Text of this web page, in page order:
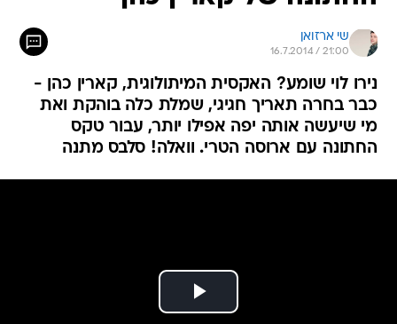
שי ארזואן
16.7.2014 / 21:00
נירו לוי שומע? האקסית המיתולוגית, קארין כהן -
כבר בחרה תאריך חגיגי, שמלת כלה בוהקת ואת
מי שיעשה אותה יפה אפילו יותר, עבור טקס
החתונה עם ארוסה הטרי. וואלה! סלבס מתנה